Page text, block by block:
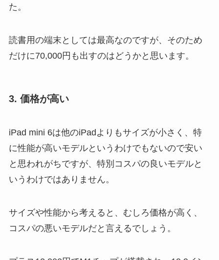
た。
読書用の端末としては最高なのですが、そのため
だけに70,000円も出すのはどうかと思います。
3. 価格が高い
iPad mini 6は他のiPadよりもサイズが小さく、特
に性能が高いモデルというわけでもないので安い
と思われがちですが、特別コスパの良いモデルと
いうわけではありません。
サイズや性能から考えると、むしろ価格が高く、
コスパの悪いモデルだと言えるでしょう。